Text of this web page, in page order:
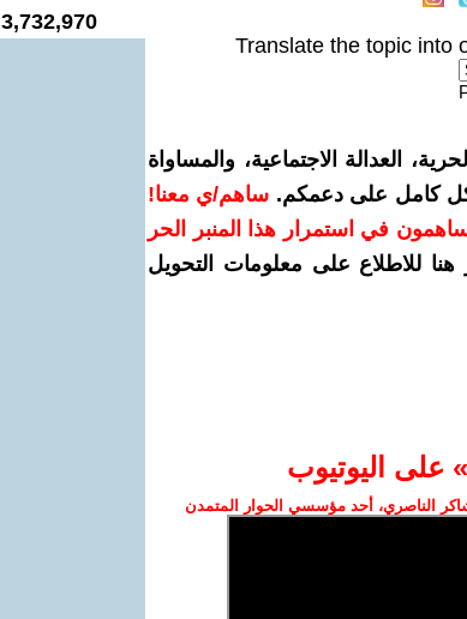
Translate the topic into
العدالة الاجتماعية، والمساواة
كامل على دعمكم. ساهم/ي معنا!
تساهمون في استمرار هذا المنبر الحر
هنا للاطلاع على معلومات التحويل
على اليوتيوب
الناصري، أحد مؤسسي الحوار المتمدن
3,732,970